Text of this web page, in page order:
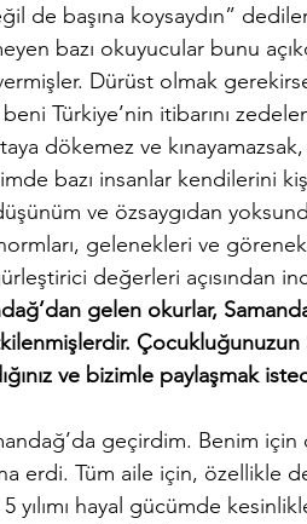
de başına koysaydın”
bazı okuyucular bunu
Dürüst olmak
Türkiye’nin itibarını
dökemez ve
bazı insanlar kendilerini
ve özsaygıdan
gelenekleri ve
değerleri açısından
gelen okurlar,
ve bizimle paylaşmak
geçirdim. Benim
erdi. Tüm aile için, özellikle
hayal gücümde